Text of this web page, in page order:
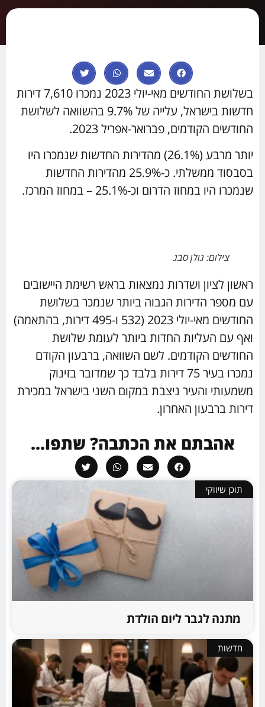
בשלושת החודשים מאי-יולי 2023 נמכרו 7,610 דירות
חדשות בישראל, עלייה של 9.7% בהשוואה לשלושת
החודשים הקודמים, פברואר-אפריל 2023.
יותר מרבע (26.1%) מהדירות החדשות שנמכרו היו
בסבסוד ממשלתי. כ-25.9% מהדירות החדשות
שנמכרו היו במחוז הדרום וכ-25.1% – במחוז המרכז.
צילום: גולן סבג
ראשון לציון ושדרות נמצאות בראש רשימת היישובים
עם מספר הדירות הגבוה ביותר שנמכר בשלושת
החודשים מאי-יולי 2023 (532 ו-495 דירות, בהתאמה)
ואף עם העליות החדות ביותר לעומת שלושת
החודשים הקודמים. לשם השוואה, ברבעון הקודם
נמכרו בעיר 75 דירות בלבד כך שמדובר בזינוק
משמעותי והעיר ניצבת במקום השני בישראל במכירת
דירות ברבעון האחרון.
אהבתם את הכתבה? שתפו...
תוכן שיווקי
מתנה לגבר ליום הולדת
חדשות